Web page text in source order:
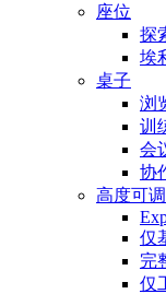
座位
探
埃
桌子
浏
训
会
协
高度可
仅
完
仅